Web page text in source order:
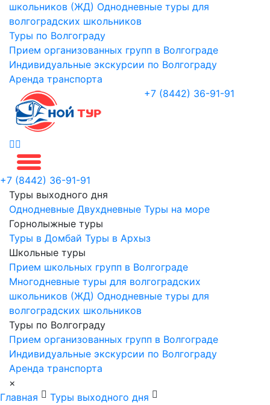
школьников (ЖД) Однодневные туры для
волгоградских школьников
Туры по Волгограду
Прием организованных групп в Волгограде
Индивидуальные экскурсии по Волгограду
Аренда транспорта
+7 (8442) 36-91-91
+7 (8442) 36-91-91
Туры выходного дня
Однодневные Двухдневные Туры на море
Горнолыжные туры
Туры в Домбай Туры в Архыз
Школьные туры
Прием школьных групп в Волгограде
Многодневные туры для волгоградских
школьников (ЖД) Однодневные туры для
волгоградских школьников
Туры по Волгограду
Прием организованных групп в Волгограде
Индивидуальные экскурсии по Волгограду
Аренда транспорта
×
Главная
Туры выходного дня